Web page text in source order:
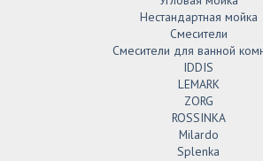
Нестандартная мойка
Смесители
Смесители для ванной
IDDIS
LEMARK
ZORG
ROSSINKA
Milardo
Splenka